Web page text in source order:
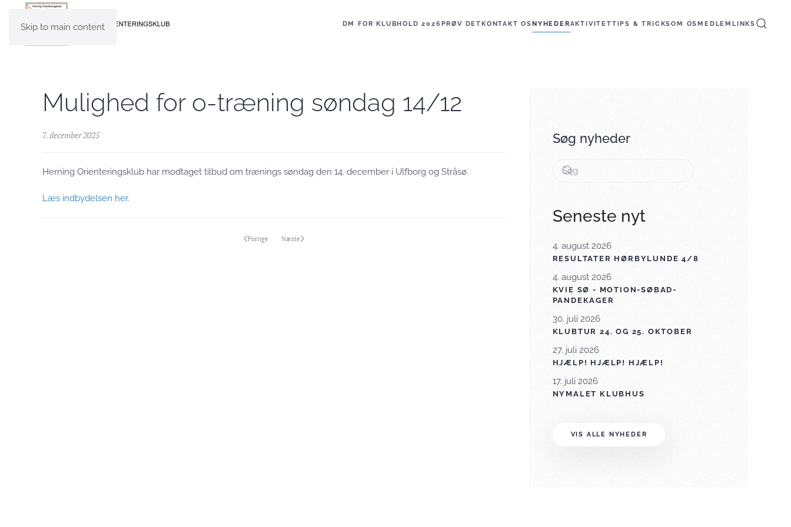
Skip to main content DM FOR KLUBHOLD 2026PRØV DETKONTAKT OSNYHEDERAKTIVITETTIPS & TRICKSOM OSMEDLEM LINKS
Mulighed for o-træning søndag 14/12
7. december 2025
Herning Orienteringsklub har modtaget tilbud om trænings søndag den 14. december i Ulfborg og Stråsø.
Læs indbydelsen her.
Forrige Næste
Søg nyheder
Seneste nyt
4. august 2026
RESULTATER HØRBYLUNDE 4/8
4. august 2026
KVIE SØ - MOTION-SØBAD-
PANDEKAGER
30. juli 2026
KLUBTUR 24. OG 25. OKTOBER
27. juli 2026
HJÆLP! HJÆLP! HJÆLP!
17. juli 2026
NYMALET KLUBHUS
VIS ALLE NYHEDER